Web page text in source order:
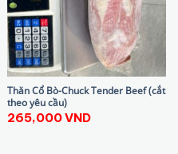
Thăn Cổ Bò-Chuck Tender Beef (cắt
theo yêu cầu)
265,000VND